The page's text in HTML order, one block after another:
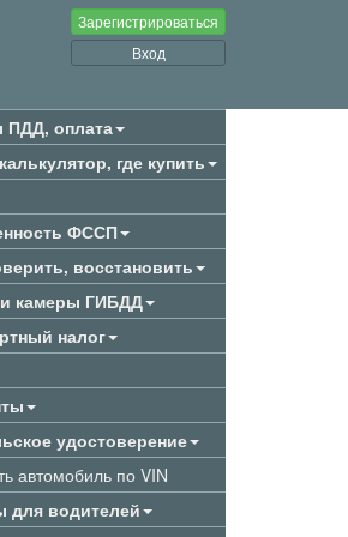
Зарегистрироваться
Вход
оплата
где купить
ФССП
восстановить
камеры ГИБДД
налог
удостоверение
автомобиль по VIN
для водителей